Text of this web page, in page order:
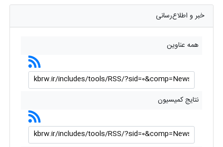
خبر و اطلاع‌رسانی
همه عناوین
نتایج کمیسیون